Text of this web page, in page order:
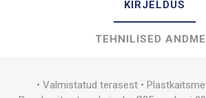
KIRJELDUS
TEHNILISED
• Valmistatud terasest •